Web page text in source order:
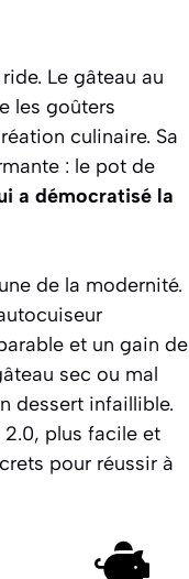
Le gâteau au
les goûters
culinaire. Sa
: le pot de
a démocratisé la
de la modernité.
et un gain de
sec ou mal
dessert infaillible.
2.0, plus facile et
pour réussir à